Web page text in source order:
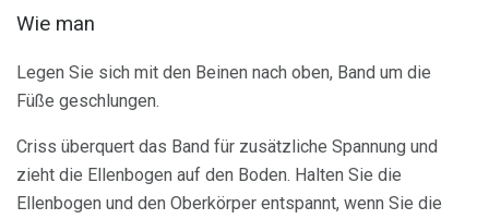
Wie man
Legen Sie sich mit den Beinen nach oben, Band um die
Füße geschlungen.
Criss überquert das Band für zusätzliche Spannung und
zieht die Ellenbogen auf den Boden. Halten Sie die
Ellenbogen und den Oberkörper entspannt, wenn Sie die